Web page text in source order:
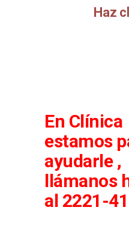
Haz
En
estamos
ayudarle ,
llámanos
al 2221-